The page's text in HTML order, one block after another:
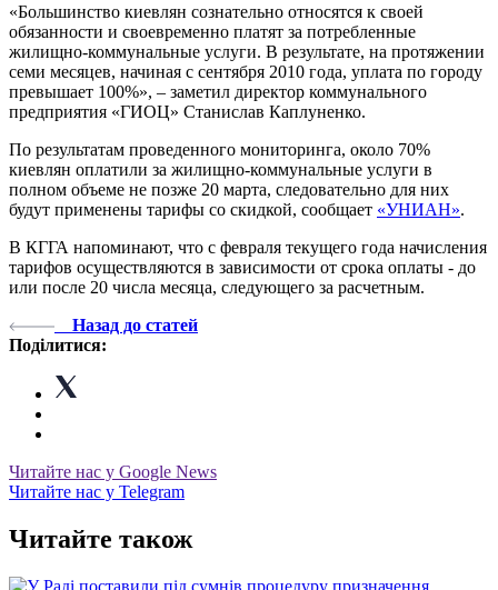
«Большинство киевлян сознательно относятся к своей
обязанности и своевременно платят за потребленные
жилищно-коммунальные услуги. В результате, на протяжении
семи месяцев, начиная с сентября 2010 года, уплата по городу
превышает 100%», – заметил директор коммунального
предприятия «ГИОЦ» Станислав Каплуненко.
По результатам проведенного мониторинга, около 70%
киевлян оплатили за жилищно-коммунальные услуги в
полном объеме не позже 20 марта, следовательно для них
будут применены тарифы со скидкой, сообщает «УНИАН».
В КГГА напоминают, что с февраля текущего года начисления
тарифов осуществляются в зависимости от срока оплаты - до
или после 20 числа месяца, следующего за расчетным.
Назад до статей
Поділитися:
Читайте нас у Google News
Читайте нас у Telegram
Читайте також